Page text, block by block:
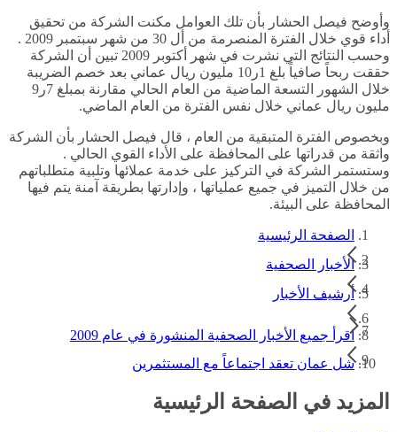
وأوضح فيصل الحشار بأن تلك العوامل مكنت الشركة من تحقيق
أداء قوي خلال الفترة المنصرمة من أل 30 من شهر سبتمبر 2009 .
وحسب النتائج التي نشرت في شهر أكتوبر 2009 تبين أن الشركة
حققت ربحاً صافياً بلغ 1ر10 مليون ريال عماني بعد خصم الضريبة
خلال الشهور التسعة الماضية من العام الحالي مقارنة بمبلغ 7ر9
مليون ريال عماني خلال نفس الفترة من العام الماضي.
وبخصوص الفترة المتبقية من العام ، قال فيصل الحشار بأن الشركة
واثقة من قدراتها على المحافظة على الأداء القوي الحالي .
وستستمر الشركة في التركيز على خدمة عملائها وتلبية متطلباتهم
من خلال التميز في جميع عملياتها ، وإدارتها بطريقة آمنة يتم فيها
المحافظة على البيئة.
الصفحة الرئيسية
الأخبار الصحفية
أرشيف الأخبار
اقرأ جميع الأخبار الصحفية المنشورة في عام 2009
شل عمان تعقد اجتماعاً مع المستثمرين
المزيد في الصفحة الرئيسية